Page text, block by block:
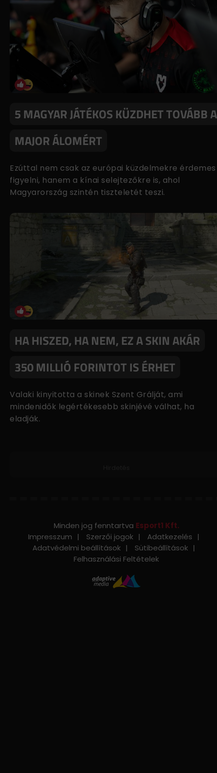
5 MAGYAR JÁTÉKOS KÜZDHET TOVÁBB A
MAJOR ÁLOMÉRT
Ezúttal nem csak az európai küzdelmekre érdemes
figyelni, hanem a kínai selejtezőkre is, ahol
Magyarország szintén tiszteletét teszi.
HA HISZED, HA NEM, EZ A SKIN AKÁR
350 MILLIÓ FORINTOT IS ÉRHET
Valaki kinyitotta a skinek Szent Grálját, ami
mindenidők legértékesebb skinjévé válhat, ha
eladják.
Minden jog fenntartva Esport1 Kft.
Impresszum
Szerzői jogok
Adatkezelés
Adatvédelmi beállítások
Sütibeállítások
Felhasználási Feltételek